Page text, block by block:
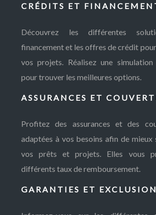
CRÉDITS ET
Découvrez les différentes
financement et les offres de crédit
vos projets. Réalisez une
pour trouver les meilleures options.
ASSURANCES ET
Profitez des assurances et des
adaptées à vos besoins afin de mieux
vos prêts et projets. Elles vous
différents taux de remboursement.
GARANTIES ET